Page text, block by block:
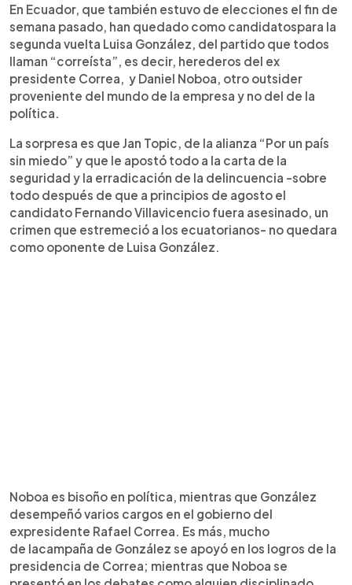
En Ecuador, que también estuvo de elecciones el fin de
semana pasado, han quedado como candidatospara la
segunda vuelta Luisa González, del partido que todos
llaman “correísta”, es decir, herederos del ex
presidente Correa, y Daniel Noboa, otro outsider
proveniente del mundo de la empresa y no del de la
política.
La sorpresa es que Jan Topic, de la alianza “Por un país
sin miedo” y que le apostó todo a la carta de la
seguridad y la erradicación de la delincuencia -sobre
todo después de que a principios de agosto el
candidato Fernando Villavicencio fuera asesinado, un
crimen que estremeció a los ecuatorianos- no quedara
como oponente de Luisa González.
Noboa es bisoño en política, mientras que González
desempeñó varios cargos en el gobierno del
expresidente Rafael Correa. Es más, mucho
de lacampaña de González se apoyó en los logros de la
presidencia de Correa; mientras que Noboa se